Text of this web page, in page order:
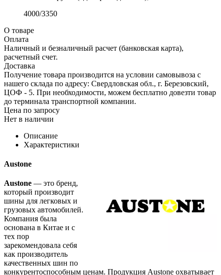
4000/3350
О товаре
Оплата
Наличный и безналичный расчет (банковская карта),
расчетный счет.
Доставка
Получение товара производится на условии самовывоза с
нашего склада по адресу: Свердловская обл., г. Березовский,
ЦОФ - 5. При необходимости, можем бесплатно довезти товар
до терминала транспортной компании.
Цена по запросу
Нет в наличии
Описание
Характеристики
Austone
Austone — это бренд,
который производит
шины для легковых и
грузовых автомобилей.
Компания была
основана в Китае и с
тех пор
зарекомендовала себя
как производитель
качественных шин по
конкурентоспособным ценам. Продукция Austone охватывает